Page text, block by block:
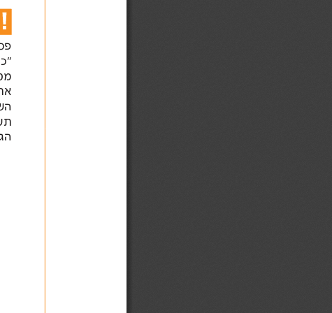
פס השוואת פוטנציאלים, וכלולה בה דרישה לחיבור "צנרת גז מרכזית" וכן
"כל שירות מתכתי אחר במבנה".
מטרת החיבורים היא השוואת פוטנציאלים – ולא הארקה, כמצוין בשאלתך.
את כל הצינורות המפורטים בשאלה ומותקנים במבנה שבו מבוצעת
השוואת פוטנציאלים יש לחבר לפס השוואת פוטנציאלים.
תשומת לב השואל מופנית לתקנה
הגנה בפני חישמול במתח עד